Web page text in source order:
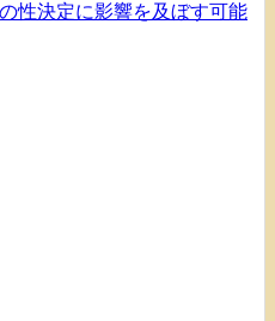
性決定に影響を及ぼす可能